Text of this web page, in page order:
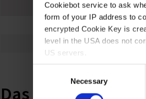
Cookiebot service to ask
form of your IP address to
encrypted Cookie Key is
level in the USA does not
US servers.
For more information on
Necessary
Länge
130
150
Das könnte Sie